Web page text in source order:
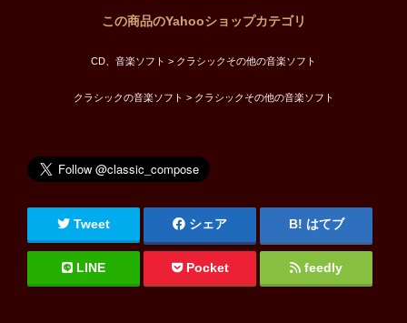
この商品のYahooショップカテゴリ
CD、音楽ソフト > クラシックその他の音楽ソフト
クラシックの音楽ソフト > クラシックその他の音楽ソフト
Tweet シェア はてブ
LINE Pocket feedly